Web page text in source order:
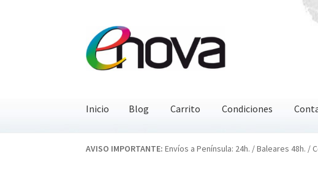
a
la
al
contenido
Inicio Blog Carrito Condiciones
Inicio BlogCarrito CondicionesContacto ENOVA FAQ
AVISO IMPORTANTE: Envíos a Península: 24h. / Baleares 48h. /